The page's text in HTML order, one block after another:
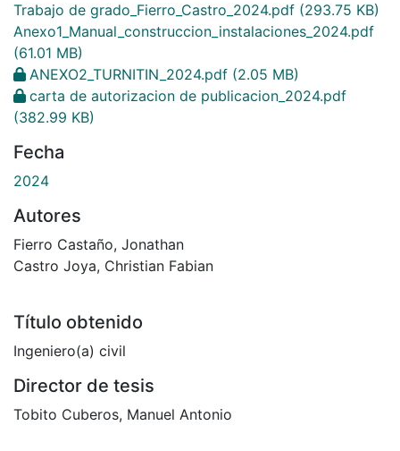
Trabajo de grado_Fierro_Castro_2024.pdf (293.75 KB)
Anexo1_Manual_construccion_instalaciones_2024.pdf
(61.01 MB)
ANEXO2_TURNITIN_2024.pdf (2.05 MB)
carta de autorizacion de publicacion_2024.pdf
(382.99 KB)
Fecha
2024
Autores
Fierro Castaño, Jonathan
Castro Joya, Christian Fabian
Título obtenido
Ingeniero(a) civil
Director de tesis
Tobito Cuberos, Manuel Antonio